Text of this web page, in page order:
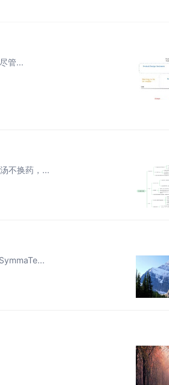
管...
不换药，...